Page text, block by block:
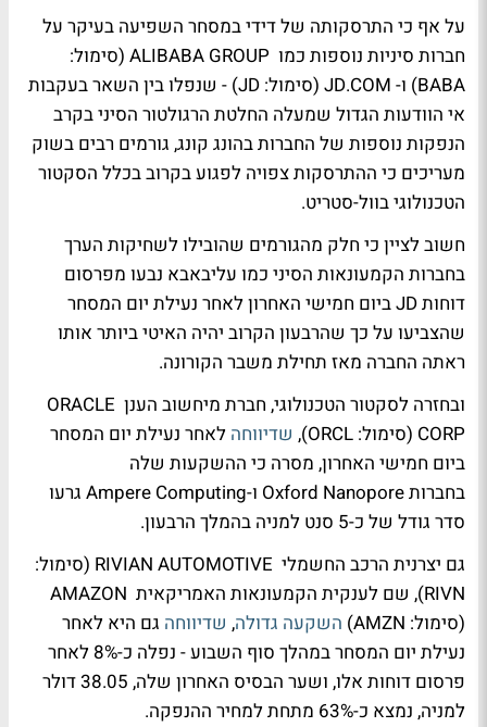
על אף כי התרסקותה של דידי במסחר השפיעה בעיקר על
חברות סיניות נוספות כמו ALIBABA GROUP (סימול:
BABA) ו- JD.COM (סימול: JD) - שנפלו בין השאר בעקבות
אי הוודעות הגדול שמעלה החלטת הרגולטור הסיני בקרב
הנפקות נוספות של החברות בהונג קונג, גורמים רבים בשוק
מעריכים כי ההתרסקות צפויה לפגוע בקרוב בכלל הסקטור
הטכנולוגי בוול-סטריט.
חשוב לציין כי חלק מהגורמים שהובילו לשחיקות הערך
בחברות הקמעונאות הסיני כמו עליבאבא נבעו מפרסום
דוחות JD ביום חמישי האחרון לאחר נעילת יום המסחר
שהצביעו על כך שהרבעון הקרוב יהיה האיטי ביותר אותו
ראתה החברה מאז תחילת משבר הקורונה.
ובחזרה לסקטור הטכנולוגי, חברת מיחשוב הענן ORACLE
CORP (סימול: ORCL),
שדיווחה לאחר נעילת יום המסחר
ביום חמישי האחרון, מסרה כי ההשקעות שלה
בחברות Oxford Nanopore ו-Ampere Computing גרעו
סדר גודל של כ-5 סנט למניה בהמלך הרבעון.
גם יצרנית הרכב החשמלי RIVIAN AUTOMOTIVE (סימול:
RIVN), שם לענקית הקמעונאות האמריקאית AMAZON
(סימול: AMZN)
השקעה גדולה, שדיווחה גם היא לאחר
נעילת יום המסחר במהלך סוף השבוע - נפלה כ-8% לאחר
פרסום דוחות אלו, ושער הבסיס האחרון שלה, 38.05 דולר
למניה, נמצא כ-63% מתחת למחיר ההנפקה.